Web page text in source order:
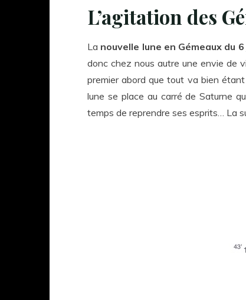
L’agitation des
La nouvelle lune en Gémeaux du
donc chez nous autre une envie de
premier abord que tout va bien étant
lune se place au carré de Saturne
temps de reprendre ses esprits… La